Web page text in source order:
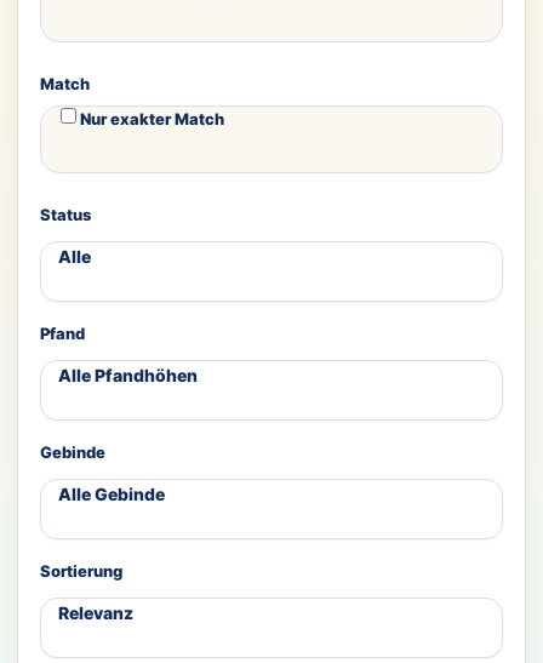
Match
Nur exakter Match
Status
Pfand
Gebinde
Sortierung